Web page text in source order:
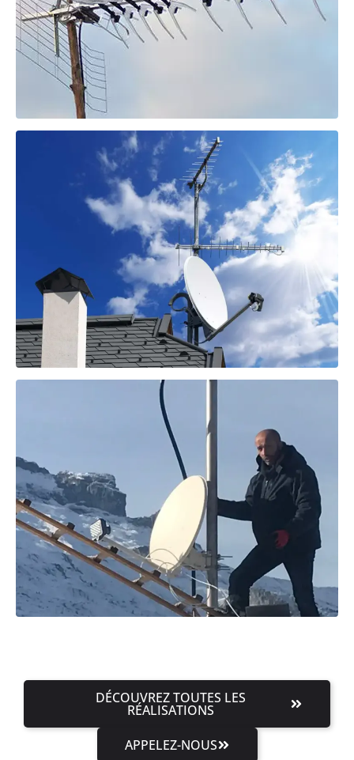
DÉCOUVREZ TOUTES LES
RÉALISATIONS
APPELEZ-NOUS